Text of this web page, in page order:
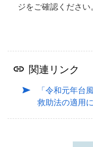
ジをご確認ください。
関連リンク
「令和元年台
救助法の適用